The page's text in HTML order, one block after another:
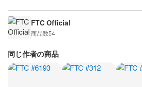
FTC Official
商品数54
同じ作者の商品